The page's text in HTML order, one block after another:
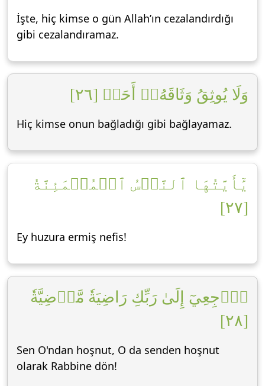
İşte, hiç kimse o gün Allah’ın cezalandırdığı
gibi cezalandıramaz.
وَلَا يُوثِقُ وَثَاقَهُۥٓ أَحَدٞ [٢٦]
Hiç kimse onun bağladığı gibi bağlayamaz.
يَٰٓأَيَّتُهَا ٱلنَّفۡسُ ٱلۡمُطۡمَئِنَّةُ
[٢٧]
Ey huzura ermiş nefis!
ٱرۡجِعِيٓ إِلَىٰ رَبِّكِ رَاضِيَةٗ مَّرۡضِيَّةٗ
[٢٨]
Sen O'ndan hoşnut, O da senden hoşnut
olarak Rabbine dön!